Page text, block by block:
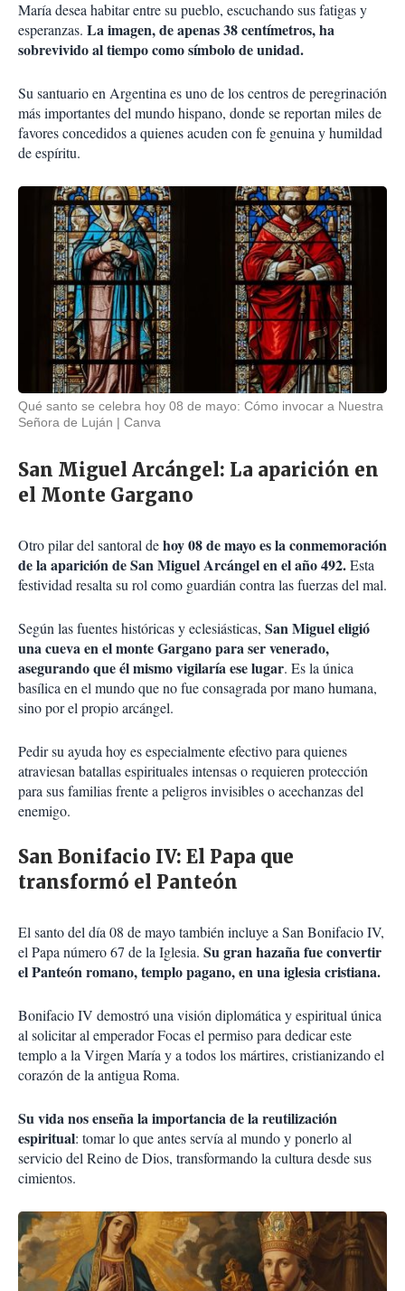
María desea habitar entre su pueblo, escuchando sus fatigas y
esperanzas. La imagen, de apenas 38 centímetros, ha
sobrevivido al tiempo como símbolo de unidad.
Su santuario en Argentina es uno de los centros de peregrinación
más importantes del mundo hispano, donde se reportan miles de
favores concedidos a quienes acuden con fe genuina y humildad
de espíritu.
Qué santo se celebra hoy 08 de mayo: Cómo invocar a Nuestra
Señora de Luján
Canva
San Miguel Arcángel: La aparición en
el Monte Gargano
Otro pilar del santoral dehoy 08 de mayo es la conmemoración
de la aparición de San Miguel Arcángel en el año 492.Esta
festividad resalta su rol como guardián contra las fuerzas del mal.
Según las fuentes históricas y eclesiásticas, San Miguel eligió
una cueva en el monte Gargano para ser venerado,
asegurando que él mismo vigilaría ese lugar. Es la única
basílica en el mundo que no fue consagrada por mano humana,
sino por el propio arcángel.
Pedir su ayuda hoy es especialmente efectivo para quienes
atraviesan batallas espirituales intensas o requieren protección
para sus familias frente a peligros invisibles o acechanzas del
enemigo.
San Bonifacio IV: El Papa que
transformó el Panteón
El santo del día 08 de mayo también incluye a San Bonifacio IV,
el Papa número 67 de la Iglesia. Su gran hazaña fue convertir
el Panteón romano, templo pagano, en una iglesia cristiana.
Bonifacio IV demostró una visión diplomática y espiritual única
al solicitar al emperador Focas el permiso para dedicar este
templo a la Virgen María y a todos los mártires, cristianizando el
corazón de la antigua Roma.
Su vida nos enseña la importancia de la reutilización
espiritual: tomar lo que antes servía al mundo y ponerlo al
servicio del Reino de Dios, transformando la cultura desde sus
cimientos.